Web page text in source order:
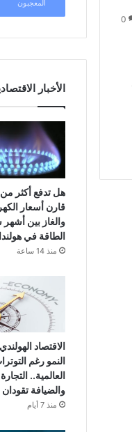
0
المعجبون
الأخبار
هل تدفع أكثر من
قارن أسعار
والغاز بين
الطاقة في هولندا
منذ 14 ساعة
الاقتصاد
النمو رغم
العالمية.. التجارة
والضيافة تقودان
منذ 7 أيام